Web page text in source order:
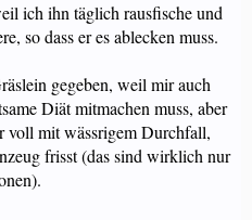
ich ihn täglich rausfische und
so dass er es ablecken muss.
gegeben, weil mir auch
Diät mitmachen muss, aber
voll mit wässrigem Durchfall,
frisst (das sind wirklich nur